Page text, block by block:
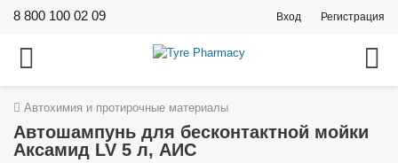
8 800 100 02 09 Вход Регистрация
Автохимия и протирочные материалы
Автошампунь для бесконтактной мойки
Аксамид LV 5 л, АИС